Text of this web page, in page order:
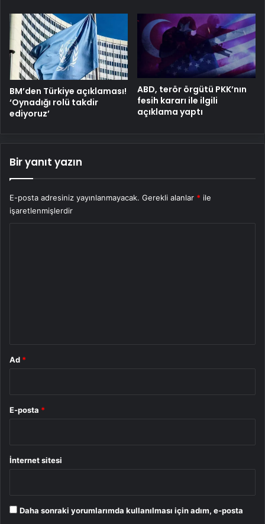
BM’den Türkiye açıklaması!
‘Oynadığı rolü takdir
ediyoruz’
ABD, terör örgütü PKK’nın
fesih kararı ile ilgili
açıklama yaptı
Bir yanıt yazın
E-posta adresiniz yayınlanmayacak. Gerekli alanlar * ile
işaretlenmişlerdir
Ad *
E-posta *
İnternet sitesi
Daha sonraki yorumlarımda kullanılması için adım, e-posta